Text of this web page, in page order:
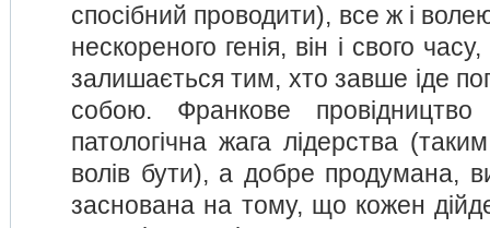
спосібний проводити), все ж і
нескореного генія, він і свого
залишається тим, хто завше іде
собою. Франкове
патологічна жага лідерства
волів бути), а добре продумана,
заснована на тому, що кожен